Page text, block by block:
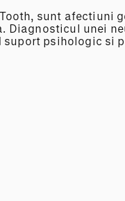
sunt afectiuni
Diagnosticul unei
suport psihologic si